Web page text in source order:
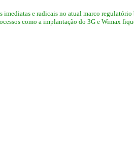
imediatas e radicais no atual marco
como a implantação do 3G e Wimax